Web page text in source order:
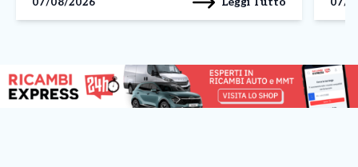
una spesa complessiva vicina […]